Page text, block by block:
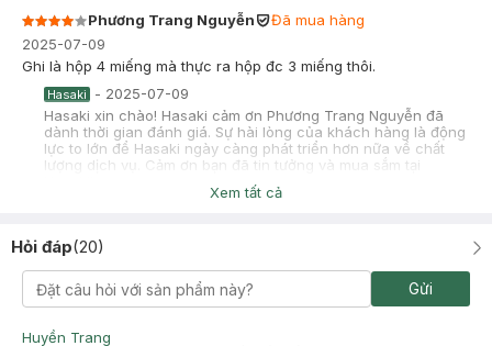
Phương Trang Nguyễn
Đã mua hàng
2025-07-09
Ghi là hộp 4 miếng mà thực ra hộp đc 3 miếng thôi.
Hasaki - 2025-07-09
Hasaki xin chào! Hasaki cảm ơn Phương Trang Nguyễn đã
dành thời gian đánh giá. Sự hài lòng của khách hàng là động
lực to lớn để Hasaki ngày càng phát triển hơn nữa về chất
lượng dịch vụ. Cảm ơn bạn đã tin tưởng và mua sắm tại
2025-02-05
Hasaki -2025-02-05
Hasaki cảm ơn bạn đã chia sẻ trải nghiệm tại Hasaki. Sự hài
lòng của khách hàng là động lực to lớn để Hasaki ngày càng
Xem tất cả
Hỏi đáp(20)
Gửi
Huyền Trang